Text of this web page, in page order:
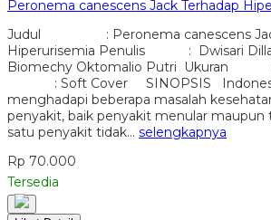
Peronema canescens Jack Terhadap
Judul : Peronema canescens Jack
Hiperurisemia Penulis : Dwisari
Biomechy Oktomalio Putri Ukuran :
: Soft Cover SINOPSIS Indonesia
menghadapi beberapa masalah
penyakit, baik penyakit menular maupun
satu penyakit tidak… selengkapnya
Rp 70.000
Tersedia